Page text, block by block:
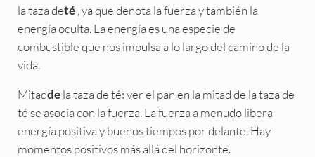
la taza deté , ya que denota la fuerza y también la
energía oculta. La energía es una especie de
combustible que nos impulsa a lo largo del camino de la
vida.
Mitadde la taza de té: ver el pan en la mitad de la taza de
té se asocia con la fuerza. La fuerza a menudo libera
energía positiva y buenos tiempos por delante. Hay
momentos positivos más allá del horizonte.